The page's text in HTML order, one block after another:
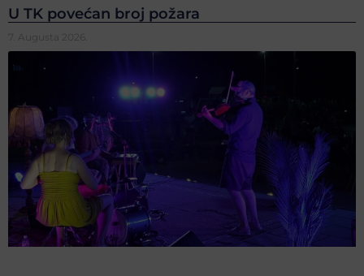
U TK povećan broj požara
7. Augusta 2026.